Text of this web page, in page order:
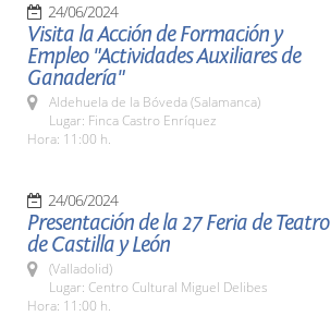
24/06/2024
Visita la Acción de Formación y
Empleo "Actividades Auxiliares de
Ganadería"
Aldehuela de la Bóveda (Salamanca)
Lugar: Finca Castro Enríquez
Hora: 11:00 h.
24/06/2024
Presentación de la 27 Feria de Teatro
de Castilla y León
(Valladolid)
Lugar: Centro Cultural Miguel Delibes
Hora: 11:00 h.